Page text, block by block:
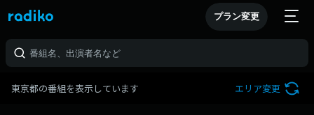
プラン変更
東京都の番組を表示しています エリア変更